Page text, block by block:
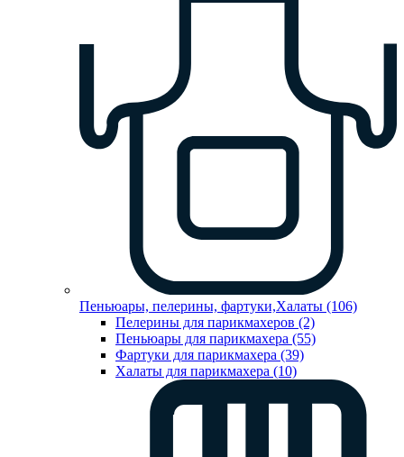
Пеньюары, пелерины, фартуки,Халаты (106)
Пелерины для парикмахеров (2)
Пеньюары для парикмахера (55)
Фартуки для парикмахера (39)
Халаты для парикмахера (10)